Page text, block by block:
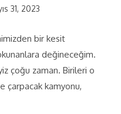
31, 2023
bir kesit
değineceğim.
çoğu zaman. Birileri o
çarpacak kamyonu,